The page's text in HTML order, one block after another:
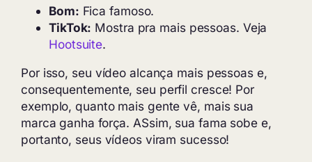
Bom: Fica famoso.
TikTok: Mostra pra mais pessoas. Veja
Hootsuite.
Por isso, seu vídeo alcança mais pessoas e,
consequentemente, seu perfil cresce! Por
exemplo, quanto mais gente vê, mais sua
marca ganha força. ASsim, sua fama sobe e,
portanto, seus vídeos viram sucesso!